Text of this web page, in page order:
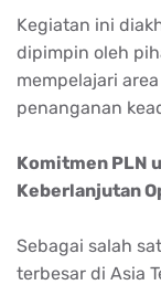
Kegiatan ini
dipimpin oleh
mempelajari
penanganan
Komitmen PLN
Keberlanjutan
Sebagai salah
terbesar di Asia